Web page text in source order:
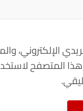
الإلكتروني،
المتصفح